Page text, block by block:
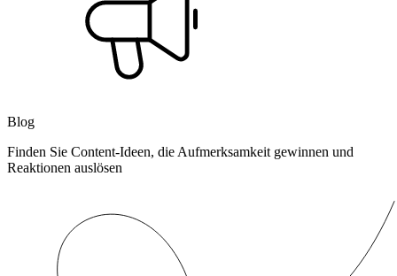
Blog
Finden Sie Content-Ideen, die Aufmerksamkeit gewinnen und
Reaktionen auslösen